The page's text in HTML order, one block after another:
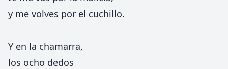
y me volves por el cuchillo.
Y en la chamarra,
los ocho dedos